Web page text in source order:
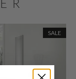
SALE